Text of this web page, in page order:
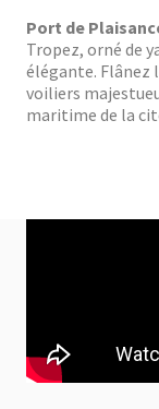
Port de
Tropez, orné de
élégante. Flânez
voiliers
maritime de la